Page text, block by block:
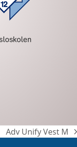
next
Adv Unify Vest M